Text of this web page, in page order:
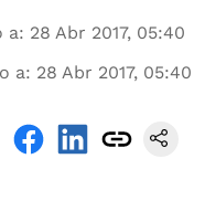
a: 28 Abr 2017, 05:40
a: 28 Abr 2017, 05:40